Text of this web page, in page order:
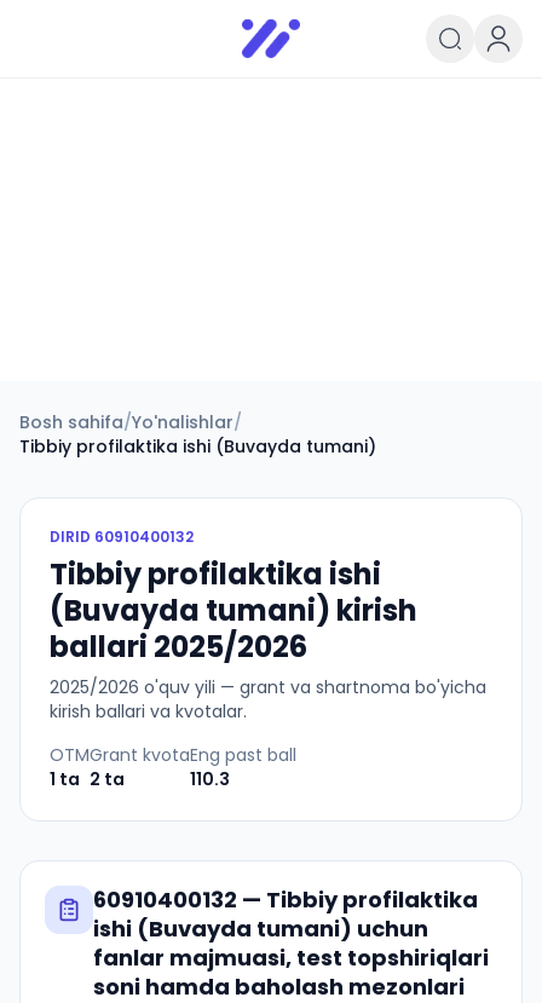
Infoedu
Ta&#039;lim xabarlari va
Bosh sahifa/Yo'nalishlar/
Tibbiy profilaktika ishi (Buvayda tumani)
DIRID 60910400132
Tibbiy profilaktika ishi
(Buvayda tumani) kirish
ballari 2025/2026
2025/2026 o'quv yili — grant va shartnoma bo'yicha
kirish ballari va kvotalar.
OTM
1 ta
Grant kvota
2 ta
Eng past ball
110.3
60910400132 — Tibbiy profilaktika
ishi (Buvayda tumani) uchun
fanlar majmuasi, test topshiriqlari
soni hamda baholash mezonlari